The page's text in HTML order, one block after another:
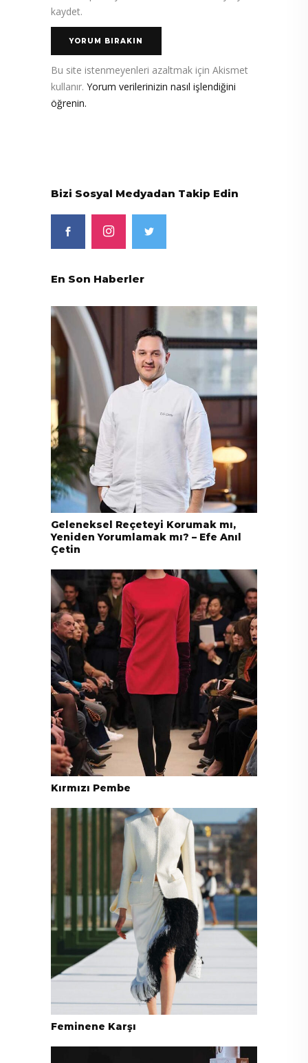
kaydet.
Bu site istenmeyenleri azaltmak için Akismet
kullanır. Yorum verilerinizin nasıl işlendiğini
öğrenin.
Bizi Sosyal Medyadan Takip Edin
En Son Haberler
Geleneksel Reçeteyi Korumak mı,
Yeniden Yorumlamak mı? – Efe Anıl
Çetin
Kırmızı Pembe
Feminene Karşı